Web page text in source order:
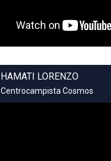
HAMATI LORENZO
Centrocampista Cosmos